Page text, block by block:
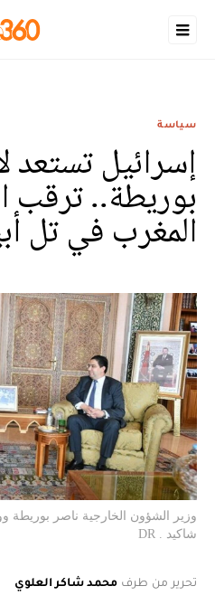
سياسة
إسرائيل تستعد
بوريطة.. ترقب
المغرب في تل
وزير الشؤون الخارجية ناصر بوريطة
شاكيد . DR
تحرير من طرف محمد شاكر العلوي